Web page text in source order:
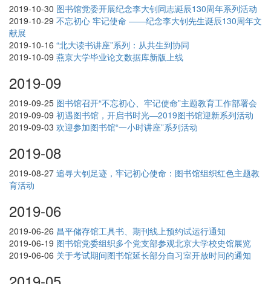
2019-10-30 图书馆党委开展纪念李大钊同志诞辰130周年系列活动
2019-10-29 不忘初心 牢记使命 ——纪念李大钊先生诞辰130周年文
献展
2019-10-16 “北大读书讲座”系列：从共生到协同
2019-10-09 燕京大学毕业论文数据库新版上线
2019-09
2019-09-25 图书馆召开“不忘初心、牢记使命”主题教育工作部署会
2019-09-09 初遇图书馆，开启书时光—2019图书馆迎新系列活动
2019-09-03 欢迎参加图书馆“一小时讲座”系列活动
2019-08
2019-08-27 追寻大钊足迹，牢记初心使命：图书馆组织红色主题教
育活动
2019-06
2019-06-26 昌平储存馆工具书、期刊线上预约试运行通知
2019-06-19 图书馆党委组织多个党支部参观北京大学校史馆展览
2019-06-06 关于考试期间图书馆延长部分自习室开放时间的通知